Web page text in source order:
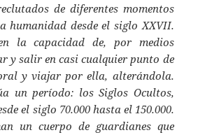
de diferentes momentos
humanidad desde el siglo XXVII.
la capacidad de, por medios
y salir en casi cualquier punto de
y viajar por ella, alterándola.
un período: los Siglos Ocultos,
el siglo 70.000 hasta el 150.000.
un cuerpo de guardianes que